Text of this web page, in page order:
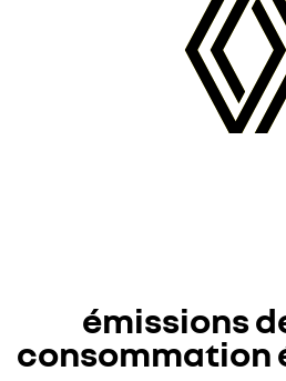
émissions
consommation